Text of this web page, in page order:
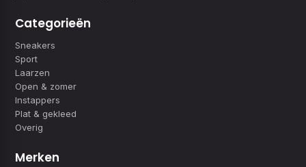
Categorieën
Sneakers
Sport
Laarzen
Open & zomer
Instappers
Plat & gekleed
Overig
Merken